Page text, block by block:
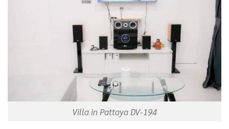
Villa in Pattaya DV-194